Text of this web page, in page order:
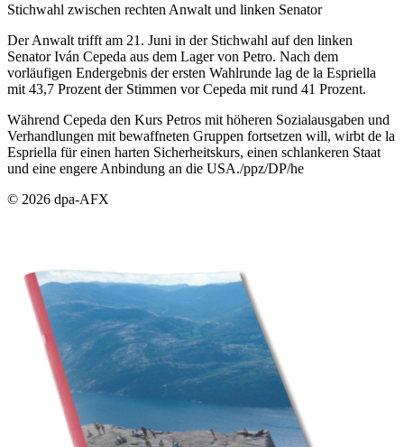
Stichwahl zwischen rechten Anwalt und linken Senator
Der Anwalt trifft am 21. Juni in der Stichwahl auf den linken
Senator Iván Cepeda aus dem Lager von Petro. Nach dem
vorläufigen Endergebnis der ersten Wahlrunde lag de la Espriella
mit 43,7 Prozent der Stimmen vor Cepeda mit rund 41 Prozent.
Während Cepeda den Kurs Petros mit höheren Sozialausgaben und
Verhandlungen mit bewaffneten Gruppen fortsetzen will, wirbt de la
Espriella für einen harten Sicherheitskurs, einen schlankeren Staat
und eine engere Anbindung an die USA./ppz/DP/he
© 2026 dpa-AFX